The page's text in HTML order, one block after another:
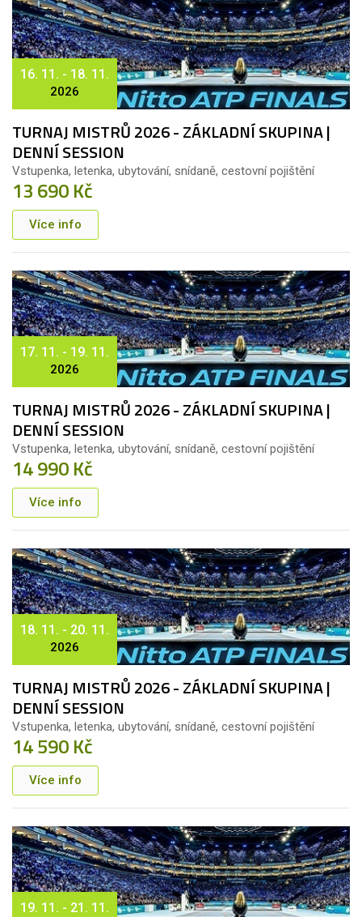
16. 11. - 18. 11.
2026
TURNAJ MISTRŮ 2026 - ZÁKLADNÍ SKUPINA |
DENNÍ SESSION
Vstupenka, letenka, ubytování, snídaně, cestovní pojištění
13 690 Kč
Více info
17. 11. - 19. 11.
2026
TURNAJ MISTRŮ 2026 - ZÁKLADNÍ SKUPINA |
DENNÍ SESSION
Vstupenka, letenka, ubytování, snídaně, cestovní pojištění
14 990 Kč
Více info
18. 11. - 20. 11.
2026
TURNAJ MISTRŮ 2026 - ZÁKLADNÍ SKUPINA |
DENNÍ SESSION
Vstupenka, letenka, ubytování, snídaně, cestovní pojištění
14 590 Kč
Více info
19. 11. - 21. 11.